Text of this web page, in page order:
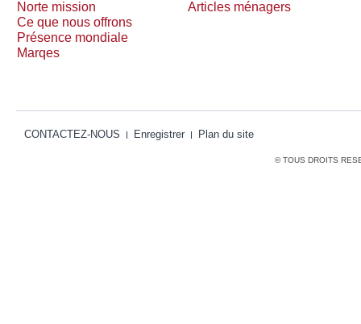
Norte mission
Articles ménagers
Ce que nous offrons
Présence mondiale
Marqes
CONTACTEZ-NOUS Enregistrer Plan du site
© TOUS DROITS